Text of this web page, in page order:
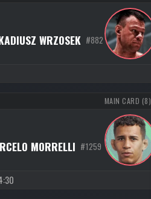
WRZOSEK #882
MAIN CARD (8)
MORRELLI #1259